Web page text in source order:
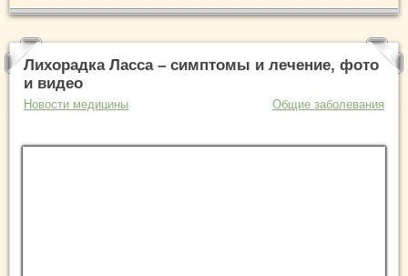
Лихорадка Ласса – симптомы и лечение, фото
и видео
Новости медицины Общие заболевания